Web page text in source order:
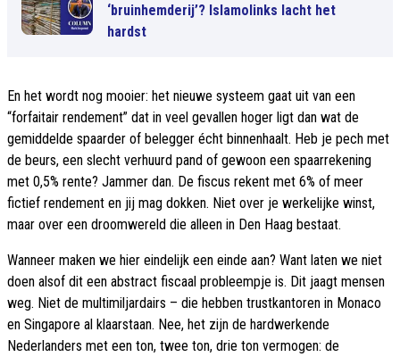
‘bruinhemderij’? Islamolinks lacht het
hardst
En het wordt nog mooier: het nieuwe systeem gaat uit van een
“forfaitair rendement” dat in veel gevallen hoger ligt dan wat de
gemiddelde spaarder of belegger écht binnenhaalt. Heb je pech met
de beurs, een slecht verhuurd pand of gewoon een spaarrekening
met 0,5% rente? Jammer dan. De fiscus rekent met 6% of meer
fictief rendement en jij mag dokken. Niet over je werkelijke winst,
maar over een droomwereld die alleen in Den Haag bestaat.
Wanneer maken we hier eindelijk een einde aan? Want laten we niet
doen alsof dit een abstract fiscaal probleempje is. Dit jaagt mensen
weg. Niet de multimiljardairs – die hebben trustkantoren in Monaco
en Singapore al klaarstaan. Nee, het zijn de hardwerkende
Nederlanders met een ton, twee ton, drie ton vermogen: de